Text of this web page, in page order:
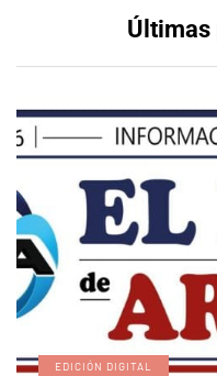
Últimas
EDICIÓN DIGITAL